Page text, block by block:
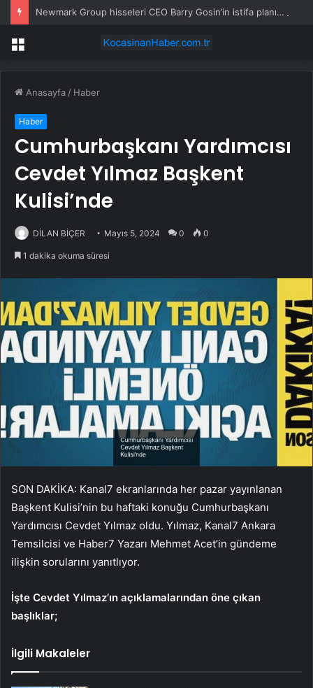
Newmark Group hisseleri CEO Barry Gosin’in istifa planıyla düştü
Menü
Anasayfa / Haber
Haber
Cumhurbaşkanı Yardımcısı
Cevdet Yılmaz Başkent
Kulisi’nde
DİLAN BİÇER Mayıs 5, 2024 0 0
1 dakika okuma süresi
SON DAKİKA: Kanal7 ekranlarında her pazar yayınlanan
Başkent Kulisi’nin bu haftaki konuğu Cumhurbaşkanı
Yardımcısı Cevdet Yılmaz oldu. Yılmaz, Kanal7 Ankara
Temsilcisi ve Haber7 Yazarı Mehmet Acet’in gündeme
ilişkin sorularını yanıtlıyor.
İşte Cevdet Yılmaz’ın açıklamalarından öne çıkan
başlıklar;
İlgili Makaleler